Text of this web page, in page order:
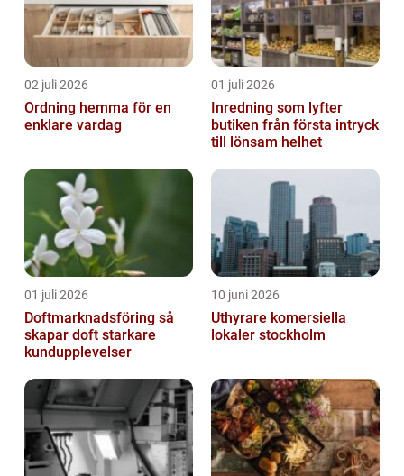
02 juli 2026
Ordning hemma för en
enklare vardag
01 juli 2026
Inredning som lyfter
butiken från första intryck
till lönsam helhet
01 juli 2026
Doftmarknadsföring så
skapar doft starkare
kundupplevelser
10 juni 2026
Uthyrare komersiella
lokaler stockholm